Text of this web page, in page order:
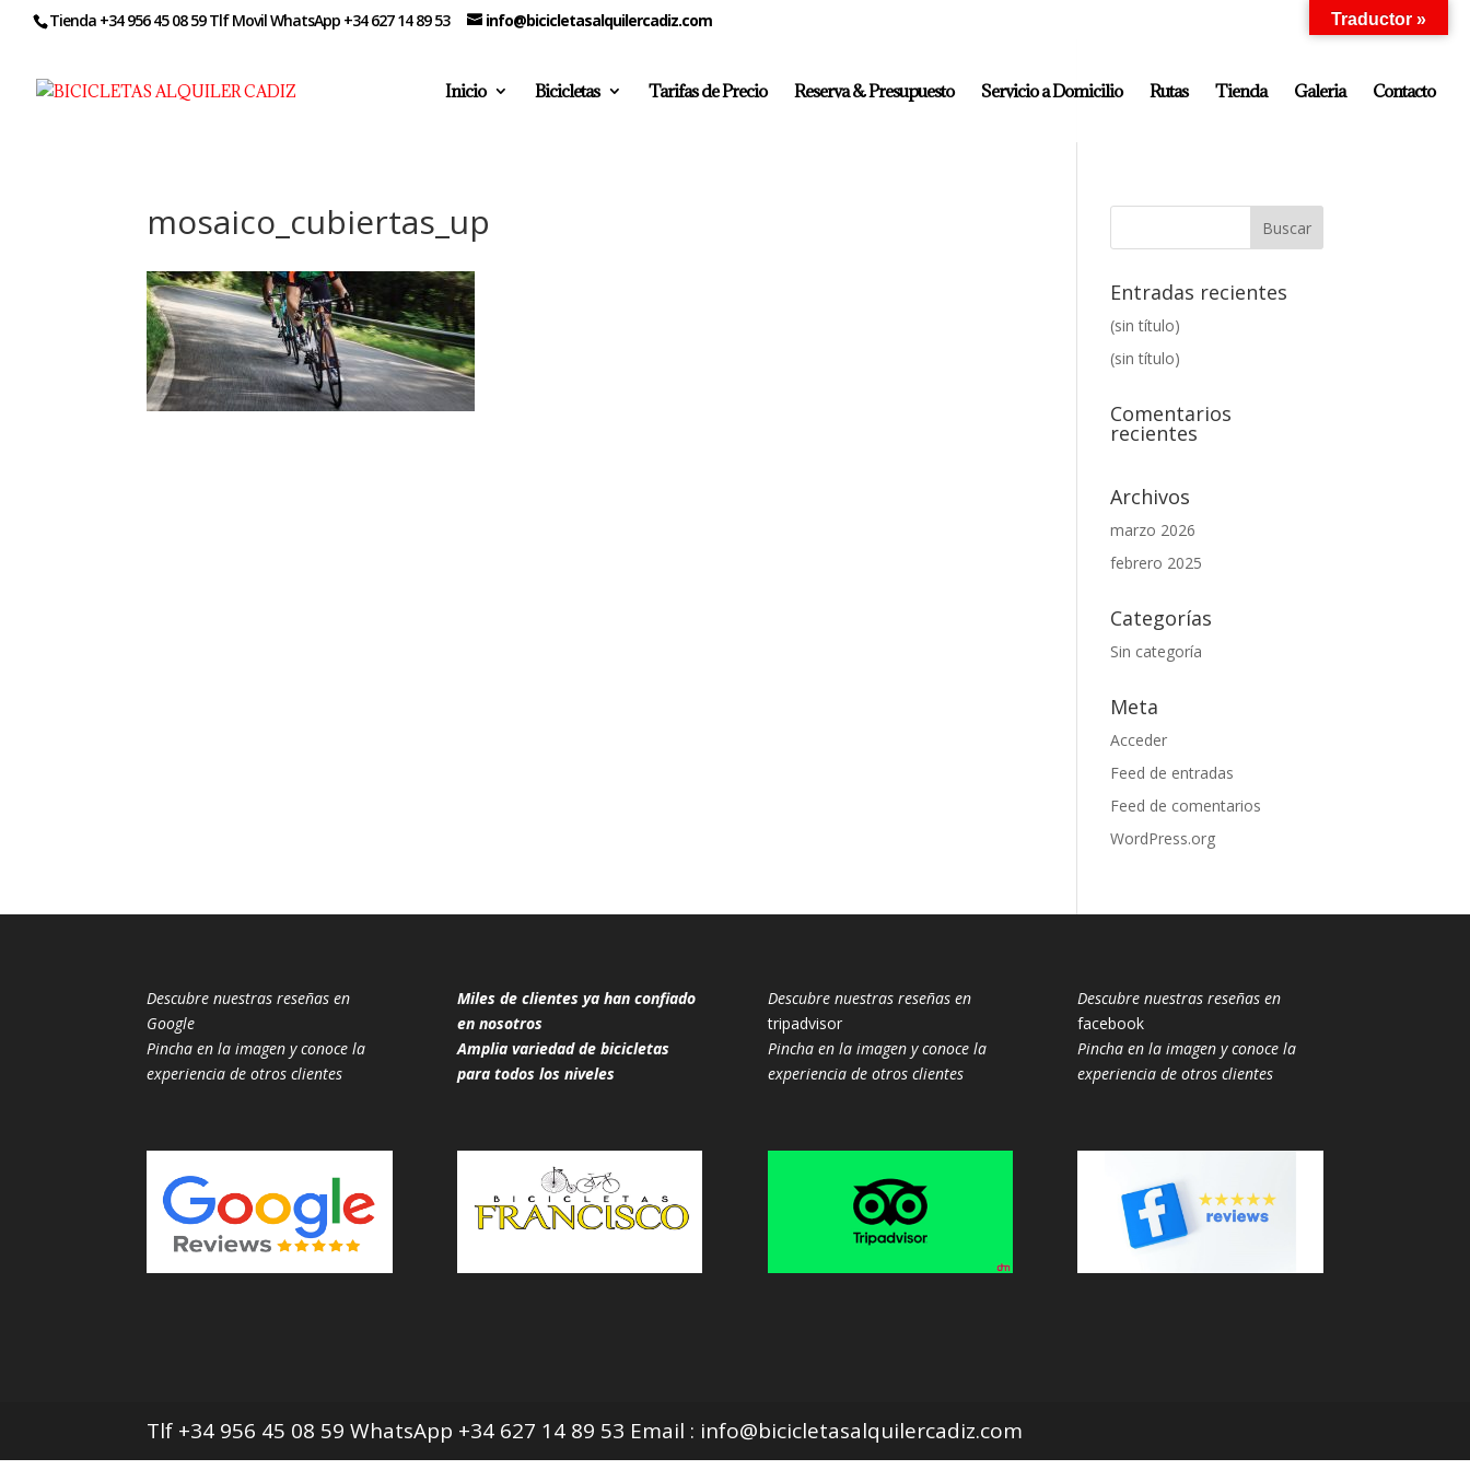
Tienda +34 956 45 08 59 Tlf Movil WhatsApp +34 627 14 89 53 info@bicicletasalquilercadiz.com
Inicio Bicicletas Tarifas de Precio Reserva & Presupuesto Servicio a Domicilio Rutas Tienda Galeria Contacto
mosaico_cubiertas_up
Entradas recientes
(sin título)
(sin título)
Comentarios
recientes
Archivos
marzo 2026
febrero 2025
Categorías
Sin categoría
Meta
Acceder
Feed de entradas
Feed de comentarios
WordPress.org
Descubre nuestras reseñas en
Google
Pincha en la imagen y conoce la
experiencia de otros clientes
Miles de clientes ya han confiado
en nosotros
Amplia variedad de bicicletas
para todos los niveles
Descubre nuestras reseñas en
tripadvisor
Pincha en la imagen y conoce la
experiencia de otros clientes
Descubre nuestras reseñas en
facebook
Pincha en la imagen y conoce la
experiencia de otros clientes
Tlf +34 956 45 08 59 WhatsApp +34 627 14 89 53 Email : info@bicicletasalquilercadiz.com
Traductor »